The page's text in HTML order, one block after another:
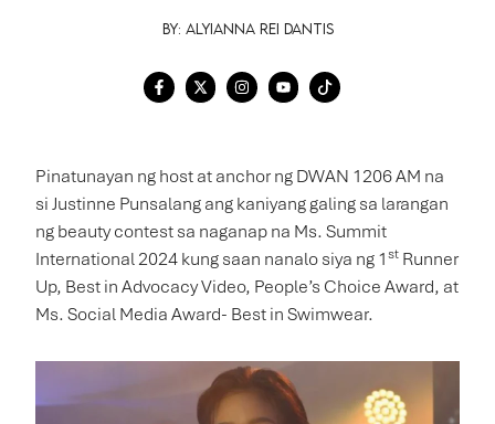
By: Alyianna Rei Dantis
Pinatunayan ng host at anchor ng DWAN 1206 AM na
si Justinne Punsalang ang kaniyang galing sa larangan
ng beauty contest sa naganap na Ms. Summit
International 2024 kung saan nanalo siya ng 1st Runner
Up, Best in Advocacy Video, People’s Choice Award, at
Ms. Social Media Award- Best in Swimwear.